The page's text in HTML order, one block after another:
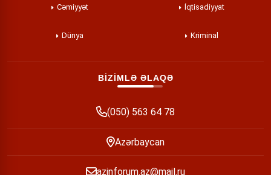
Cəmiyyət İqtisadiyyat
Dünya Kriminal
BİZİMLƏ ƏLAQƏ
(050) 563 64 78
Azərbaycan
azinforum.az@mail.ru